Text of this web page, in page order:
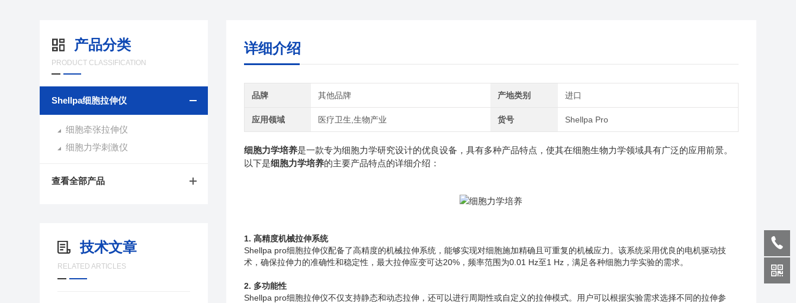
产品分类
PRODUCT CLASSIFICATION
Shellpa细胞拉伸仪
细胞牵张拉伸仪
细胞力学刺激仪
查看全部产品
技术文章
RELATED ARTICLES
详细介绍
品牌 其他品牌 产地类别 进口
应用领域 医疗卫生,生物产业 货号 Shellpa Pro
细胞力学培养是一款专为细胞力学研究设计的优良设备，具有多种产品特点，使其在细胞生物力学领域具有广泛的应用前景。
以下是细胞力学培养的主要产品特点的详细介绍：
1. 高精度机械拉伸系统
Shellpa pro细胞拉伸仪配备了高精度的机械拉伸系统，能够实现对细胞施加精确且可重复的机械应力。该系统采用优良的电机驱动技
术，确保拉伸力的准确性和稳定性，最大拉伸应变可达20%，频率范围为0.01 Hz至1 Hz，满足各种细胞力学实验的需求。
2. 多功能性
Shellpa pro细胞拉伸仪不仅支持静态和动态拉伸，还可以进行周期性或自定义的拉伸模式。用户可以根据实验需求选择不同的拉伸参